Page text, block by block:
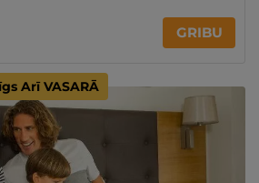
GRIBU
Arī VASARĀ